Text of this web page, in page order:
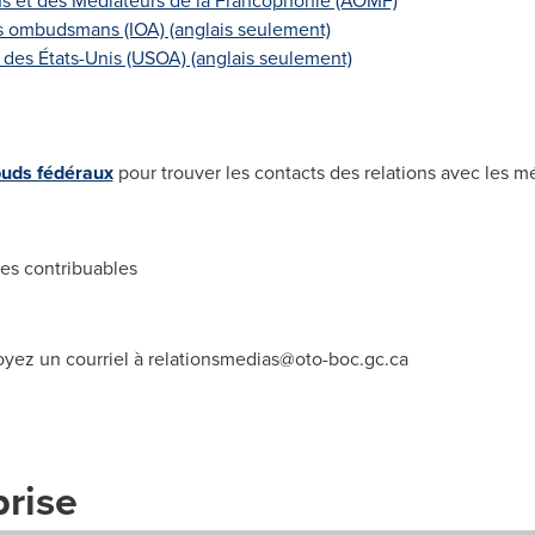
(IOA) (anglais seulement)
États-Unis (USOA) (anglais seulement)
fédérauxpour trouver les contacts des relations avec les
contribuables
un courriel à relationsmedias@oto-boc.gc.ca